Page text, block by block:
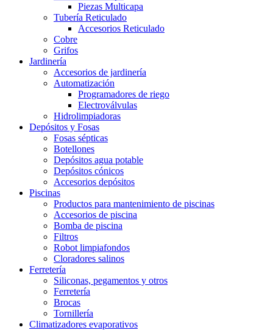
Piezas Multicapa
Tubería Reticulado
Accesorios Reticulado
Cobre
Grifos
Jardinería
Accesorios de jardinería
Automatización
Programadores de riego
Electroválvulas
Hidrolimpiadoras
Depósitos y Fosas
Fosas sépticas
Botellones
Depósitos agua potable
Depósitos cónicos
Accesorios depósitos
Piscinas
Productos para mantenimiento de piscinas
Accesorios de piscina
Bomba de piscina
Filtros
Robot limpiafondos
Cloradores salinos
Ferretería
Siliconas, pegamentos y otros
Ferretería
Brocas
Tornillería
Climatizadores evaporativos